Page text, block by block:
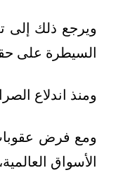
ويرجع ذلك إلى
السيطرة على
ومنذ اندلاع الصراع في سوريا عام 2011،
ومع فرض عقوبات
الأسواق